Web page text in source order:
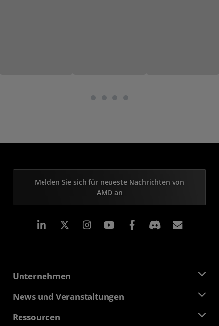
Melden Sie sich für neueste Nachrichten von
AMD an
LinkedIn Instagram Facebook
Unternehmen
Über AMD
Verantwortung
News und Veranstaltungen
Pressebereich
Ressourcen